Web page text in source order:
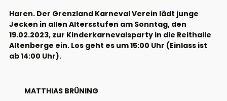
Haren. Der Grenzland Karneval Verein lädt junge
Jecken in allen Altersstufen am Sonntag, den
19.02.2023, zur Kinderkarnevalsparty in die Reithalle
Altenberge ein. Los geht es um 15:00 Uhr (Einlass ist
ab 14:00 Uhr).
MATTHIAS BRÜNING